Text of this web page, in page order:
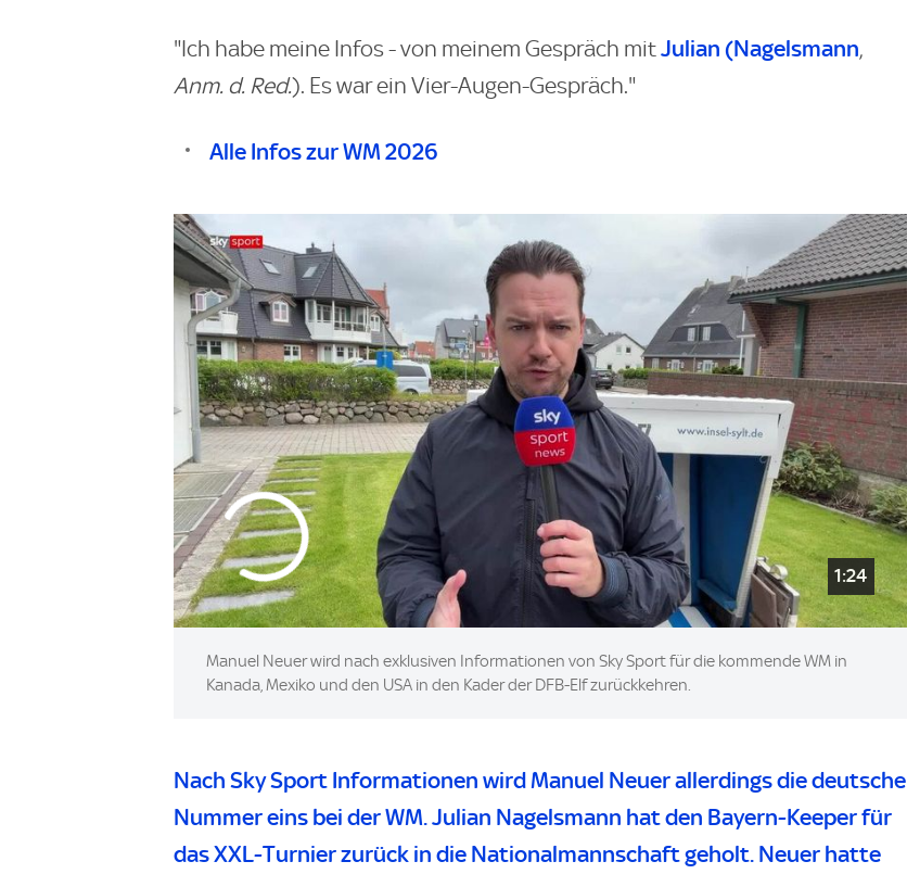
"Ich habe meine Infos - von meinem Gespräch mitJulian (Nagelsmann,
Anm. d. Red.). Es war ein Vier-Augen-Gespräch."
Alle Infos zur WM 2026
1:24
Manuel Neuer wird nach exklusiven Informationen von Sky Sport für die kommende WM in
Kanada, Mexiko und den USA in den Kader der DFB-Elf zurückkehren.
Nach Sky Sport Informationen wird Manuel Neuer allerdings die deutsche
Nummer eins bei der WM. Julian Nagelsmann hat den Bayern-Keeper für
das XXL-Turnier zurück in die Nationalmannschaft geholt. Neuer hatte